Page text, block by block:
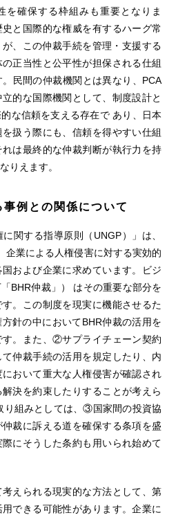
を確保する枠組みも重要となりま
と国際的な権威を有するハーグ常
、この仲裁手続を管理・支援する
正当性と公平性が担保される仕組
民間の仲裁機関とは異なり、PCA
的な国際機関として、制度設計と
な信頼を支える存在で あり、日本
扱う際にも、信頼を得やすい仕組
は最終的な仲裁判断が執行力を持
りえます。
例との関係について
関する指導原則（UNGP）」は、
企業による人権侵害に対する実効的
および企業に求めています。ビジ
BHR仲裁」） はその重要な部分を
。この制度を現実に機能させるた
針の中においてBHR仲裁の活用を
す。また、②サプライチェーン契約
仲裁手続の活用を規定したり、内
おいて重大な人権侵害が確認され
決を約束したりすることが考えら
り組みとしては、③国家間の投資協
裁に訴える道を確保する条項を盛
にそうした条約も用いられ始めて
えられる現実的な方法として、第
できる可能性があります。企業に